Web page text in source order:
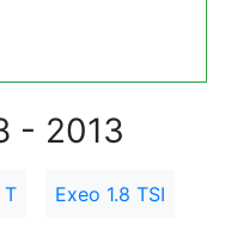
- 2013
T Exeo 1.8 TSI